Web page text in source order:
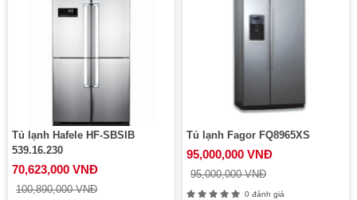
Tủ lạnh Hafele HF-SBSIB
539.16.230
70,623,000 VNĐ
100,890,000 VNĐ
Tủ lạnh Fagor FQ8965XS
95,000,000 VNĐ
95,000,000 VNĐ
0 đánh giá